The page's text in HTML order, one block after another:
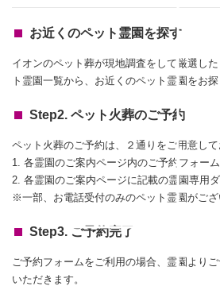
お近くのペット霊園を探す
イオンのペット葬が現地調査をして厳選し
ト霊園一覧から、お近くのペット霊園をお探
Step2. ペット火葬のご予約
ペット火葬のご予約は、２通りをご用意して
1. 各霊園のご案内ページ内のご予約フォー
2. 各霊園のご案内ページに記載の霊園専用
※一部、お電話受付のみのペット霊園がござ
Step3. ご予約完了
ご予約フォームをご利用の場合、霊園より
いただきます。